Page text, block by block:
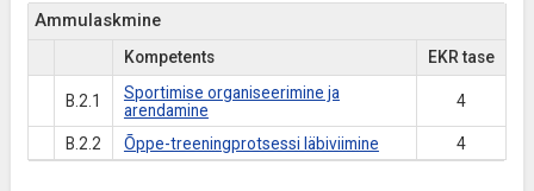
Ammulaskmine
Kompetents EKR tase
B.2.1
Sportimise organiseerimine ja
arendamine
4
B.2.2 Õppe-treeningprotsessi läbiviimine 4